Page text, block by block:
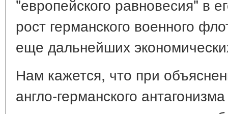
"европейского равновесия" в
рост германского военного
еще дальнейших
Нам кажется, что при
англо-германского